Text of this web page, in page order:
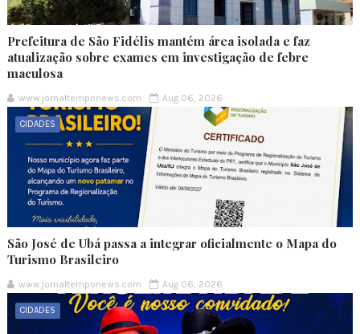
Prefeitura de São Fidélis mantém área isolada e faz
atualização sobre exames em investigação de febre
maculosa
www.jornaltemponews.com Aug 06, 2026
CIDADES
São José de Ubá passa a integrar oficialmente o Mapa do
Turismo Brasileiro
www.jornaltemponews.com Aug 06, 2026
CIDADES